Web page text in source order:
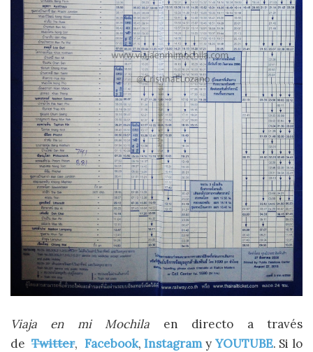
Viaja en mi Mochila en directo a través
deTwitter, Facebook,Instagramy YOUTUBE. Si lo